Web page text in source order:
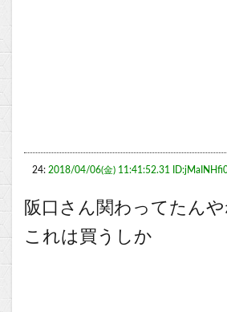
24: 2018/04/06(金) 11:41:52.31
阪口さん関わってたんや
これは買うしか